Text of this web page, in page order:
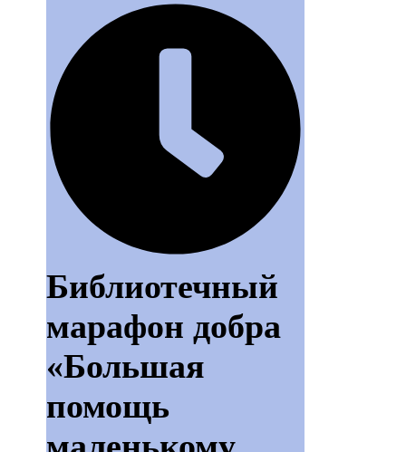
Библиотечный
марафон добра
«Большая
помощь